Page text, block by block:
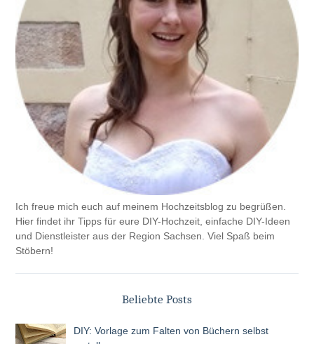
Ich freue mich euch auf meinem Hochzeitsblog zu begrüßen.
Hier findet ihr Tipps für eure DIY-Hochzeit, einfache DIY-Ideen
und Dienstleister aus der Region Sachsen. Viel Spaß beim
Stöbern!
Beliebte Posts
DIY: Vorlage zum Falten von Büchern selbst